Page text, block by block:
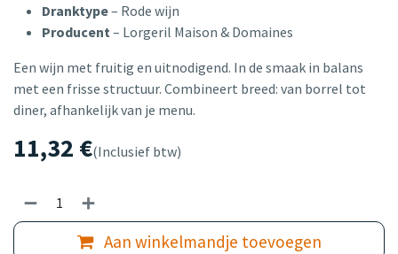
Dranktype– Rode wijn
Producent– Lorgeril Maison & Domaines
Een wijn met fruitig en uitnodigend. In de smaak in balans
met een frisse structuur. Combineert breed: van borrel tot
diner, afhankelijk van je menu.
11,32 €(Inclusief btw)
Aan winkelmandje toevoegen